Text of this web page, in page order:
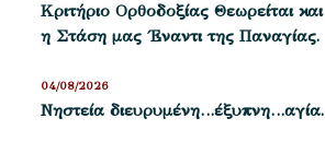
Kριτήριο Oρθοδοξίας Θεωρείται και
η Στάση μας ΄Εναντι της Παναγίας.
Νηστεία διευρυμένη…έξυπνη…αγία.
04/08/2026